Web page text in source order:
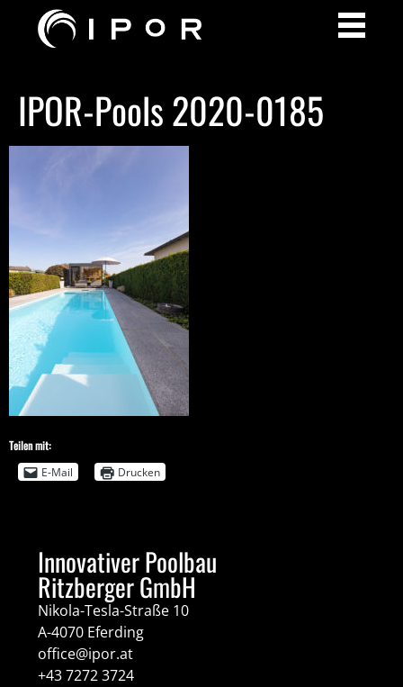
IPOR-Pools 2020-0185
Teilen mit:
E-Mail
Drucken
Innovativer Poolbau
Ritzberger GmbH
Nikola-Tesla-Straße 10
A-4070 Eferding
office@ipor.at
+43 7272 3724